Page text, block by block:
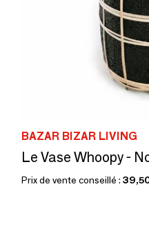
BAZAR BIZAR LIVING
Le Vase Whoopy -
Prix de vente conseillé :